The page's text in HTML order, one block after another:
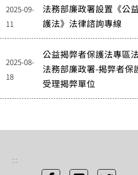
2025-09-
11
法務部廉政署設置《公
護法》法律諮詢專線
2025-08-
18
公益揭弊者保護法專區
法務部廉政署-揭弊者保
受理揭弊單位
:::